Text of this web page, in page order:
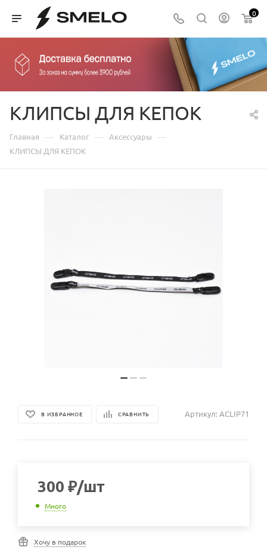
0
КЛИПСЫ ДЛЯ КЕПОК
Главная — Каталог — Аксессуары —
КЛИПСЫ ДЛЯ КЕПОК
В ИЗБРАННОЕ СРАВНИТЬ Артикул:ACLIP71
300 ₽/шт
Много
Хочу в подарок